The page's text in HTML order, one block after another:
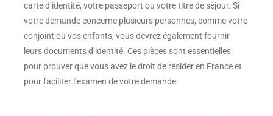
carte d’identité, votre passeport ou votre titre de séjour. Si
votre demande concerne plusieurs personnes, comme votre
conjoint ou vos enfants, vous devrez également fournir
leurs documents d’identité. Ces pièces sont essentielles
pour prouver que vous avez le droit de résider en France et
pour faciliter l’examen de votre demande.